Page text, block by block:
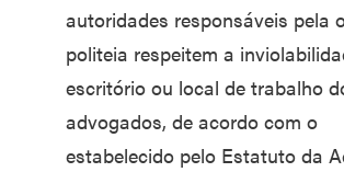
autoridades responsáveis pela
politeia respeitem a
escritório ou local de trabalho
advogados, de acordo com o
estabelecido pelo Estatuto da